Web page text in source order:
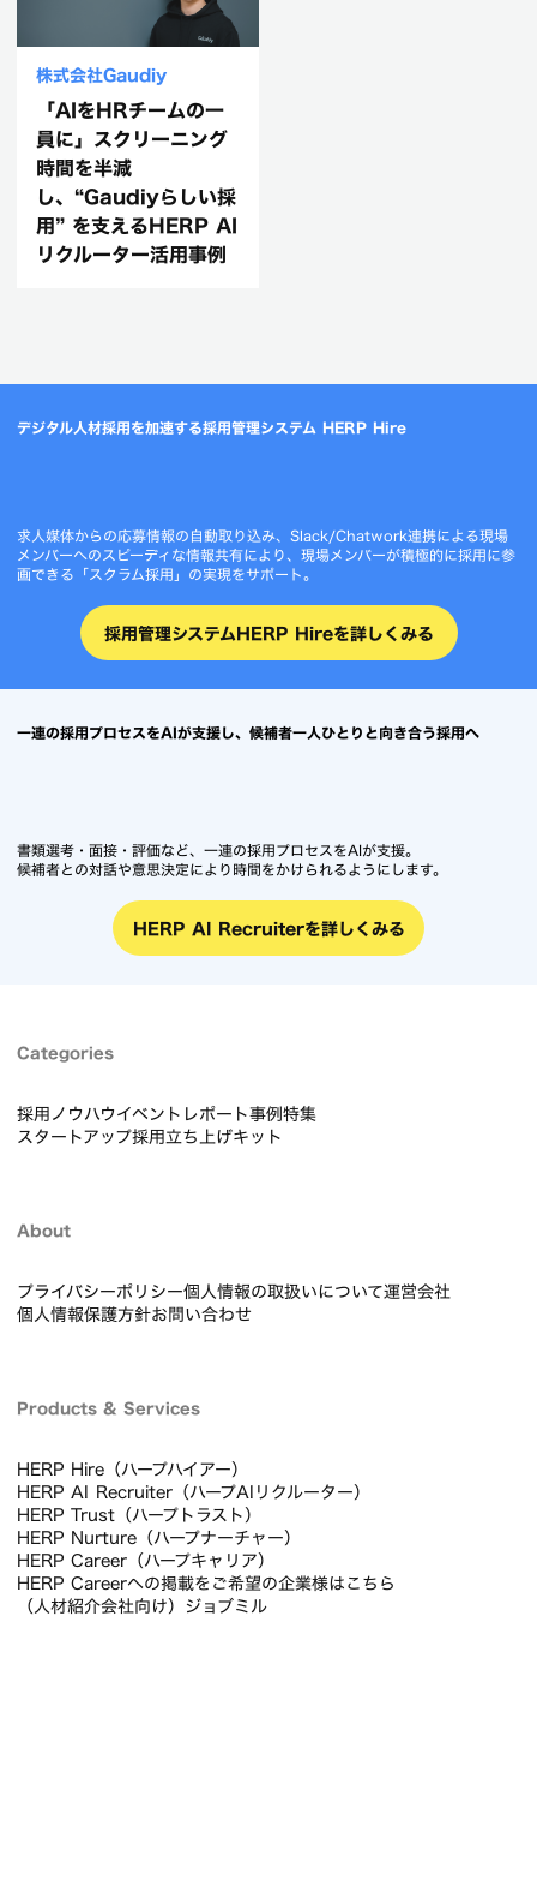
株式会社Gaudiy
「AIをHRチームの一
員に」スクリーニング
時間を半減
し、“Gaudiyらしい採
用” を支えるHERP AI
リクルーター活用事例
デジタル人材採用を加速する採用管理システム HERP Hire
求人媒体からの応募情報の自動取り込み、Slack/Chatwork連携による現場
メンバーへのスピーディな情報共有により、現場メンバーが積極的に採用に参
画できる「スクラム採用」の実現をサポート。
採用管理システムHERP Hireを詳しくみる
一連の採用プロセスをAIが支援し、候補者一人ひとりと向き合う採用へ
書類選考・面接・評価など、一連の採用プロセスをAIが支援。
候補者との対話や意思決定により時間をかけられるようにします。
HERP AI Recruiterを詳しくみる
Categories
採用ノウハウイベントレポート事例特集
スタートアップ採用立ち上げキット
About
プライバシーポリシー個人情報の取扱いについて運営会社
個人情報保護方針お問い合わせ
Products & Services
HERP Hire（ハープハイアー）
HERP AI Recruiter（ハープAIリクルーター）
HERP Trust（ハープトラスト）
HERP Nurture（ハープナーチャー）
HERP Career（ハープキャリア）
HERP Careerへの掲載をご希望の企業様はこちら
（人材紹介会社向け）ジョブミル